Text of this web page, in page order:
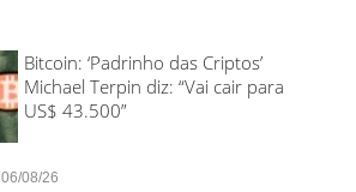
Bitcoin: ‘Padrinho das Criptos’
Michael Terpin diz: “Vai cair para
US$ 43.500”
06/08/26